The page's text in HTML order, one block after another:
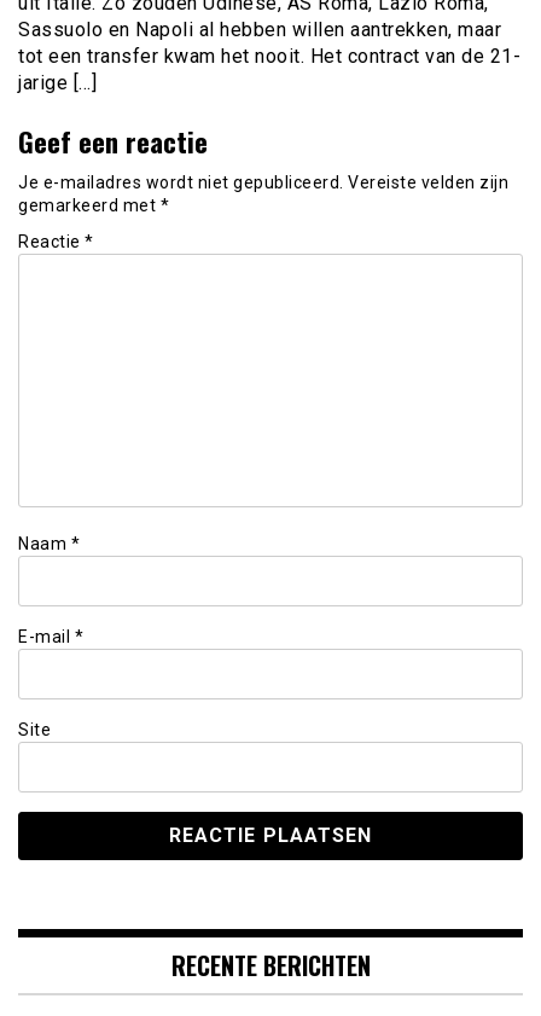
Sassuolo en Napoli al hebben willen aantrekken, maar
tot een transfer kwam het nooit. Het contract van de 21-
jarige […]
Geef een reactie
Je e-mailadres wordt niet gepubliceerd. Vereiste velden zijn
gemarkeerd met *
Reactie *
Naam *
E-mail *
Site
RECENTE BERICHTEN